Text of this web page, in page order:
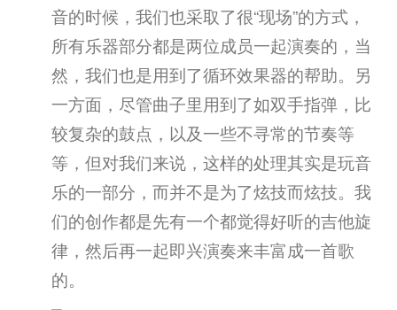
音的时候，我们也采取了很“现场”的方式，
所有乐器部分都是两位成员一起演奏的，当
然，我们也是用到了循环效果器的帮助。另
一方面，尽管曲子里用到了如双手指弹，比
较复杂的鼓点，以及一些不寻常的节奏等
等，但对我们来说，这样的处理其实是玩音
乐的一部分，而并不是为了炫技而炫技。我
们的创作都是先有一个都觉得好听的吉他旋
律，然后再一起即兴演奏来丰富成一首歌
的。